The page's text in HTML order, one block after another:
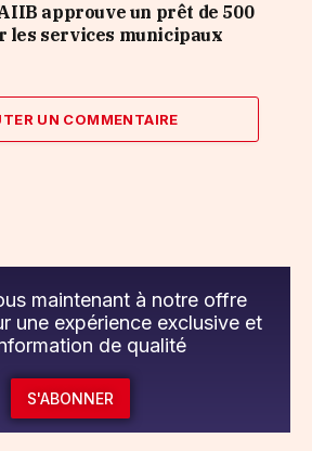
approuve un prêt de 500
les services municipaux
UN COMMENTAIRE
maintenant à notre offre
une expérience exclusive et
de qualité
S'ABONNER